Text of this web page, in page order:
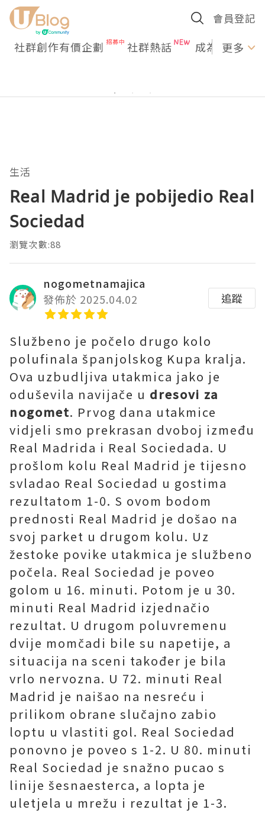
會員登記
社群創作有價企劃 社群熱話 成為U更多
生活
Real Madrid je pobijedio Real
Sociedad
瀏覽次數:88
nogometnamajica
發佈於 2025.04.02
追蹤
Službeno je počelo drugo kolo
polufinala španjolskog Kupa kralja.
Ova uzbudljiva utakmica jako je
oduševila navijače u dresovi za
nogomet. Prvog dana utakmice
vidjeli smo prekrasan dvoboj između
Real Madrida i Real Sociedada. U
prošlom kolu Real Madrid je tijesno
svladao Real Sociedad u gostima
rezultatom 1-0. S ovom bodom
prednosti Real Madrid je došao na
svoj parket u drugom kolu. Uz
žestoke povike utakmica je službeno
počela. Real Sociedad je poveo
golom u 16. minuti. Potom je u 30.
minuti Real Madrid izjednačio
rezultat. U drugom poluvremenu
dvije momčadi bile su napetije, a
situacija na sceni također je bila
vrlo nervozna. U 72. minuti Real
Madrid je naišao na nesreću i
prilikom obrane slučajno zabio
loptu u vlastiti gol. Real Sociedad
ponovno je poveo s 1-2. U 80. minuti
Real Sociedad je snažno pucao s
linije šesnaesterca, a lopta je
uletjela u mrežu i rezultat je 1-3.